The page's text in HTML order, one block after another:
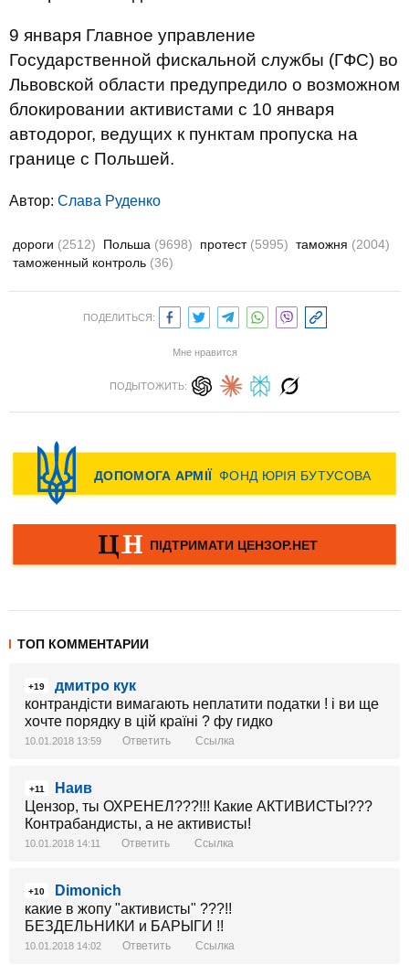
9 января Главное управление
Государственной фискальной службы (ГФС) во
Львовской области предупредило о возможном
блокировании активистами с 10 января
автодорог, ведущих к пунктам пропуска на
границе с Польшей.
Автор: Слава Руденко
дороги (2512) Польша (9698) протест (5995) таможня (2004)
таможенный контроль (36)
ПОДЕЛИТЬСЯ:
Мне нравится
ПОДЫТОЖИТЬ:
ТОП КОММЕНТАРИИ
+19
дмитро кук
контрандісти вимагають неплатити податки ! і ви ще
хочте порядку в цій країні ? фу гидко
10.01.2018 13:59 Ответить Ссылка
+11
Наив
Цензор, ты ОХРЕНЕЛ???!!! Какие АКТИВИСТЫ???
Контрабандисты, а не активисты!
10.01.2018 14:11 Ответить Ссылка
+10
Dimonich
какие в жопу "активисты" ???!!
БЕЗДЕЛЬНИКИ и БАРЫГИ !!
10.01.2018 14:02 Ответить Ссылка